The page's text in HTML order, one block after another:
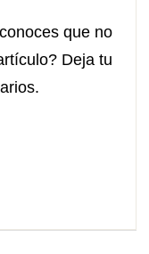
que no
Deja tu